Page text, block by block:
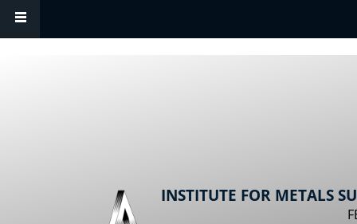
Skip to main content
INSTITUTE FOR METALS